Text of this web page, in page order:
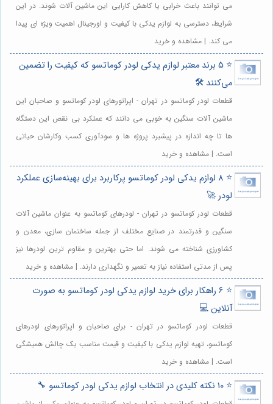
می توانند باعث خرابی یا کاهش کارایی این ماشین آلات شوند. در این
شرایط، دسترسی به لوازم یدکی با کیفیت و اورجینال اهمیت ویژه ای پیدا
می کند. | مشاهده و خرید
⭐️ 5 برند معتبر لوازم یدکی لودر کوماتسو که کیفیت را تضمین
می‌کنند 🛠️
قطعات لودر کوماتسو در تهران - اپراتورهای لودر کوماتسو و صاحبان این
ماشین آلات سنگین به خوبی می دانند که عملکرد بی نقص این دستگاه
ها تا چه اندازه در پیشبرد پروژه ها و سودآوری کسب وکارشان حیاتی
است. | مشاهده و خرید
⭐️ 8 لوازم یدکی لودر کوماتسو پرکاربرد برای بهینه‌سازی عملکرد
لودر 🚀
قطعات لودر کوماتسو در تهران - لودرهای کوماتسو به عنوان ماشین آلات
سنگین و قدرتمند در صنایع مختلف از جمله ساختمان سازی، معدن و
کشاورزی شناخته می شوند. اما حتی بهترین و مقاوم ترین لودرها نیز
پس از مدتی استفاده نیاز به تعمیر و نگهداری دارند. | مشاهده و خرید
⭐️ 6 راهکار برای خرید لوازم یدکی لودر کوماتسو به صورت
آنلاین 💻
قطعات لودر کوماتسو در تهران - برای صاحبان و اپراتورهای لودرهای
کوماتسو، تهیه لوازم یدکی با کیفیت و قیمت مناسب یک چالش همیشگی
است. | مشاهده و خرید
⭐️ 10 نکته کلیدی در انتخاب لوازم یدکی لودر کوماتسو 🔧